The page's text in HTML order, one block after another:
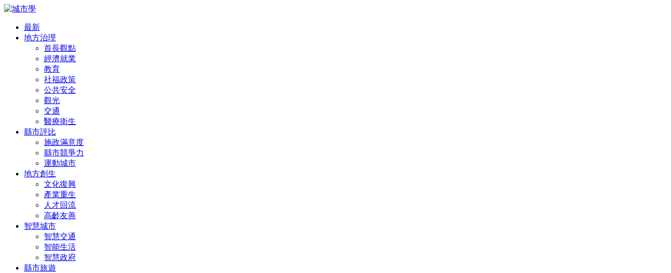
最新
地方治理
首長觀點
經濟就業
教育
社福政策
公共安全
觀光
交通
醫療衛生
縣市評比
施政滿意度
縣市競爭力
運動城市
地方創生
文化復興
產業重生
人才回流
高齡友善
智慧城市
智慧交通
智能生活
智慧政府
縣市旅遊